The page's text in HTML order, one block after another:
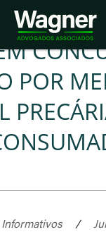
POR
Informativos /